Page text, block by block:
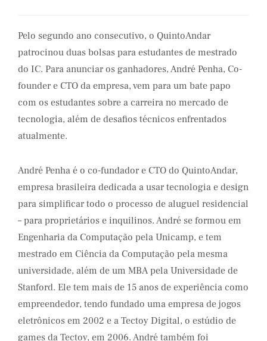
Pelo segundo ano consecutivo, o QuintoAndar
patrocinou duas bolsas para estudantes de mestrado
do IC. Para anunciar os ganhadores, André Penha, Co-
founder e CTO da empresa, vem para um bate papo
com os estudantes sobre a carreira no mercado de
tecnologia, além de desafios técnicos enfrentados
atualmente.
André Penha é o co-fundador e CTO do QuintoAndar,
empresa brasileira dedicada a usar tecnologia e design
para simplificar todo o processo de aluguel residencial
– para proprietários e inquilinos. André se formou em
Engenharia da Computação pela Unicamp, e tem
mestrado em Ciência da Computação pela mesma
universidade, além de um MBA pela Universidade de
Stanford. Ele tem mais de 15 anos de experiência como
empreendedor, tendo fundado uma empresa de jogos
eletrônicos em 2002 e a Tectoy Digital, o estúdio de
games da Tectoy, em 2006. André também foi